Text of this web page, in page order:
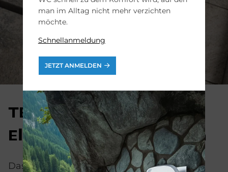
TE­CEdrain­pro­file:
Ele­gan­te Re­duk­ti­on
Das Edelstahlprofil besticht durch pure
man im Alltag nicht mehr verzichten
möchte.
Schnellanmeldung
JETZT ANMELDEN